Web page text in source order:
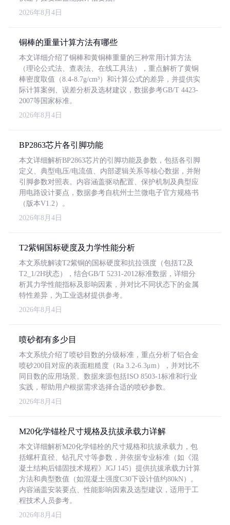
2026年8月4日
铜棒的重量计算方法有哪些
本文详细介绍了铜棒和黄铜棒重量的三种常用计算方法
（理论公式法、查表法、在线工具法），重点解析了黄铜
棒密度取值（8.4-8.7g/cm³）和计算公式的差异，并提供实
际计算案例、误差分析及选材建议，数据参考GB/T 4423-
2007等国家标准。
2026年8月4日
BP2863芯片各引脚功能
本文详细解析BP2863芯片的引脚功能及参数，包括各引脚
定义、典型电压/电流值、内部逻辑关系等核心数据，并附
引脚参数对照表。内容涵盖驱动配置、保护机制及典型应
用电路设计要点，数据参考自杭州士兰微电子官方规格书
（版本V1.2）。
2026年8月4日
T2紫铜国标硬度及力学性能分析
本文系统解读T2紫铜的国标硬度和抗拉强度（包括T2及
T2_1/2H状态），结合GB/T 5231-2012标准数据，详细分
析其力学性能指标及影响因素，并对比不同状态下的金属
特性差异，为工业选材提供参考。
2026年8月4日
喷砂都有多少目
本文系统介绍了喷砂目数的分级标准，重点分析了铝合金
喷砂200目对应的表面粗糙度（Ra 3.2-6.3μm），并对比不
同目数的应用场景。数据来源包括ISO 8503-1标准和行业
实践，帮助用户根据需求选择合适的喷砂参数。
2026年8月4日
M20化学锚栓尺寸规格及抗拔承载力详解
本文详细解析M20化学锚栓的尺寸规格和抗拔承载力，包
括螺杆直径、钻孔尺寸等参数，并依据专业标准（如《混
凝土结构后锚固技术规程》JGJ 145）提供抗拔承载力计算
方法和典型数值（如混凝土强度C30下设计值约80kN）。
内容涵盖安装要点、性能影响因素及选型建议，适用于工
程技术人员参考。
2026年8月4日